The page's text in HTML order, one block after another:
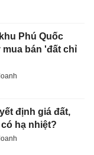
Phú Quốc
bán 'đất chỉ
định giá đất,
hạ nhiệt?